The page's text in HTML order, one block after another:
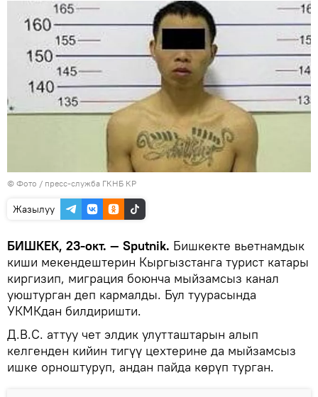
© Фото / пресс-служба ГКНБ КР
Жазылуу
БИШКЕК, 23-окт. — Sputnik. Бишкекте вьетнамдык
киши мекендештерин Кыргызстанга турист катары
киргизип, миграция боюнча мыйзамсыз канал
уюштурган деп кармалды. Бул туурасында
УКМКдан билдиришти.
Д.В.С. аттуу чет элдик улутташтарын алып
келгенден кийин тигүү цехтерине да мыйзамсыз
ишке орноштуруп, андан пайда көрүп турган.